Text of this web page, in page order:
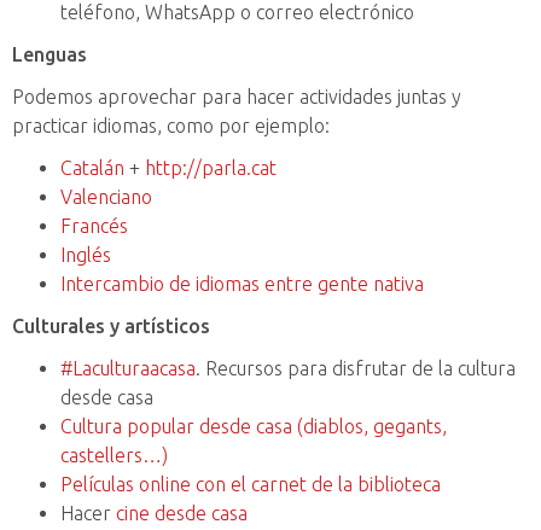
teléfono, WhatsApp o correo electrónico
Lenguas
Podemos aprovechar para hacer actividades juntas y
practicar idiomas, como por ejemplo:
Catalán + http://parla.cat
Valenciano
Francés
Inglés
Intercambio de idiomas entre gente nativa
Culturales y artísticos
#Laculturaacasa. Recursos para disfrutar de la cultura
desde casa
Cultura popular desde casa (diablos, gegants,
castellers…)
Películas online con el carnet de la biblioteca
Hacer cine desde casa